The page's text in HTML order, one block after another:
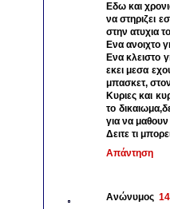
Εδω και
να στηριζει
στην ατυχια
Ενα ανοιχτο
Ενα κλειστο
εκει μεσα
μπασκετ,
Κυριες και
το
για να
Δειτε τι
Απάντηση
Ανώνυμος